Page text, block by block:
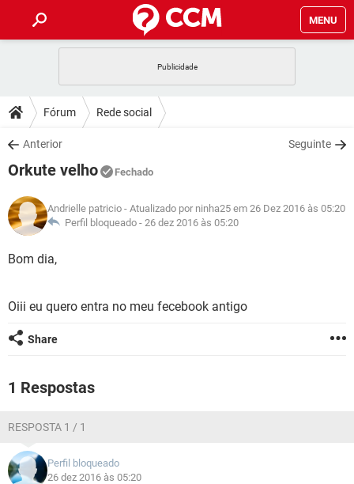
MENU
CELULAR
OUTLOOK
INSTAGRAM
GUIA DE COMPRAS
DICAS
JOGOS
INSTAGRAM GMAIL
GUIA DE COMPRAS
DOWNLOADS
JOGOS
CELULAR
OUTLOOK EXCEL
INSTAGRAM
JOGOS WHATSAPP
CELULAR
OUTLOOK
GLOSSÁRIO
JOGOS
OUTLOOK EXCEL
INSTAGRAM
Fórum Rede social
Anterior Seguinte
Orkute velho Fechado
Andrielle patricio - Atualizado por ninha25 em 26 Dez 2016 às 05:20
Perfil bloqueado - 26 dez 2016 às 05:20
Bom dia,
Oiii eu quero entra no meu fecebook antigo
Share
1 Respostas
RESPOSTA 1 / 1
Perfil bloqueado
26 dez 2016 às 05:20